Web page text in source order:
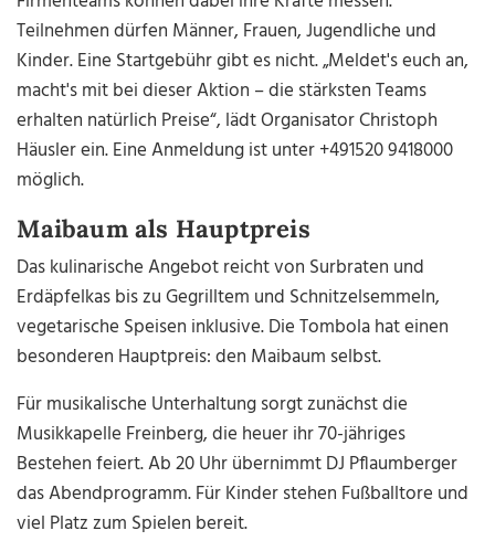
Teilnehmen dürfen Männer, Frauen, Jugendliche und
Kinder. Eine Startgebühr gibt es nicht. „Meldet's euch an,
macht's mit bei dieser Aktion – die stärksten Teams
erhalten natürlich Preise“, lädt Organisator Christoph
Häusler ein. Eine Anmeldung ist unter +491520 9418000
möglich.
Maibaum als Hauptpreis
Das kulinarische Angebot reicht von Surbraten und
Erdäpfelkas bis zu Gegrilltem und Schnitzelsemmeln,
vegetarische Speisen inklusive. Die Tombola hat einen
besonderen Hauptpreis: den Maibaum selbst.
Für musikalische Unterhaltung sorgt zunächst die
Musikkapelle Freinberg, die heuer ihr 70-jähriges
Bestehen feiert. Ab 20 Uhr übernimmt DJ Pflaumberger
das Abendprogramm. Für Kinder stehen Fußballtore und
viel Platz zum Spielen bereit.